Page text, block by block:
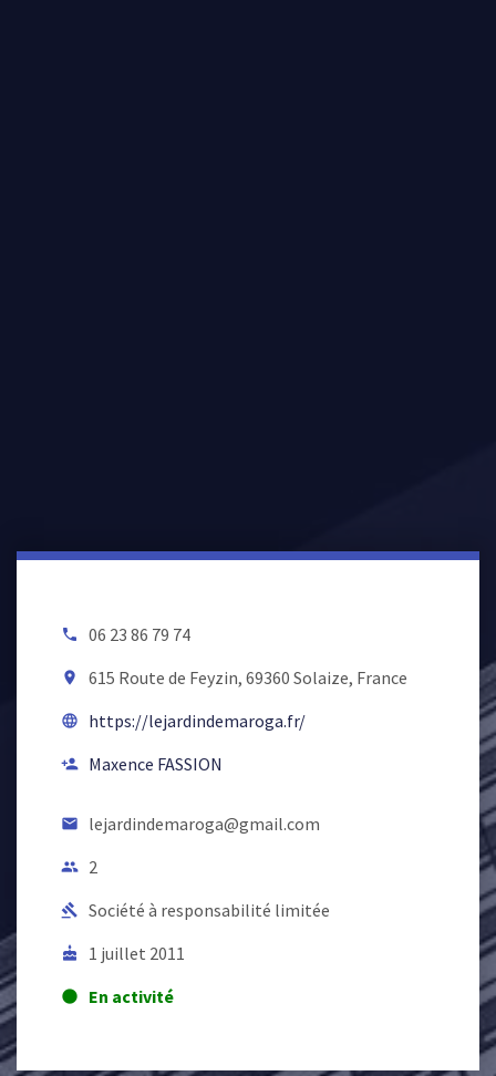
local_phone 06 23 86 79 74
room 615 Route de Feyzin, 69360 Solaize, France
language https://lejardindemaroga.fr/
person_add Maxence FASSION
email lejardindemaroga@gmail.com
people 2
gavel Société à responsabilité limitée
cake 1 juillet 2011
lens En activité